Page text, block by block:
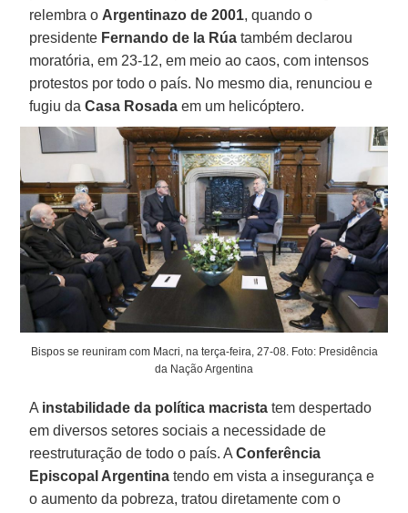
relembra o Argentinazo de 2001, quando o
presidente Fernando de la Rúa também declarou
moratória, em 23-12, em meio ao caos, com intensos
protestos por todo o país. No mesmo dia, renunciou e
fugiu daCasa Rosada em um helicóptero.
Bispos se reuniram com Macri, na terça-feira, 27-08. Foto: Presidência
da Nação Argentina
A instabilidade da política macrista tem despertado
em diversos setores sociais a necessidade de
reestruturação de todo o país. AConferência
Episcopal Argentina tendo em vista a insegurança e
o aumento da pobreza, tratou diretamente com o